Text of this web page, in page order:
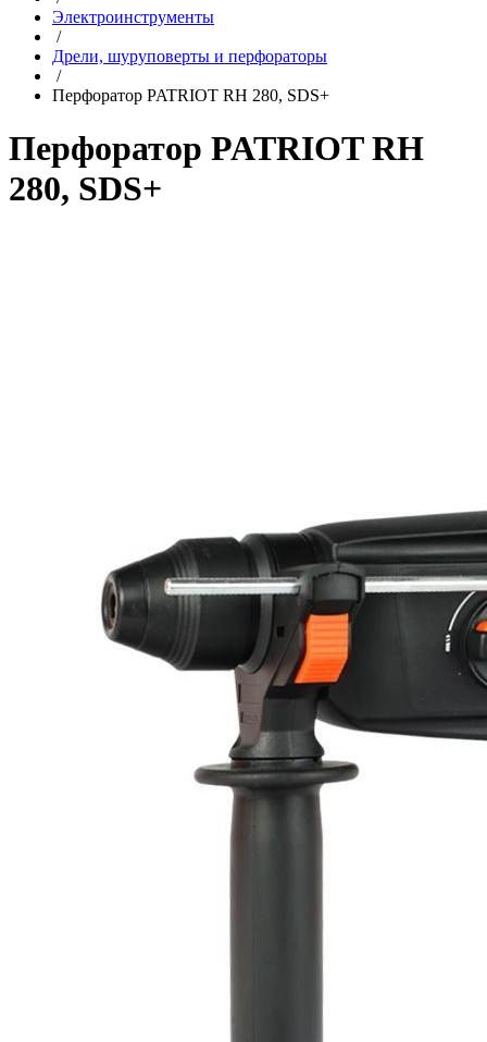
Электроинструменты
/
Дрели, шуруповерты и перфораторы
/
Перфоратор PATRIOT RH 280, SDS+
Перфоратор PATRIOT RH
280, SDS+